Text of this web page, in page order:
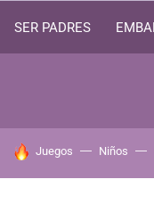
SER PADRES
HOY SE HABLA DE
Juegos Niños